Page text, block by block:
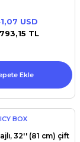
USD
TL
Ekle
ICY BOX
32'' (81 cm) çift